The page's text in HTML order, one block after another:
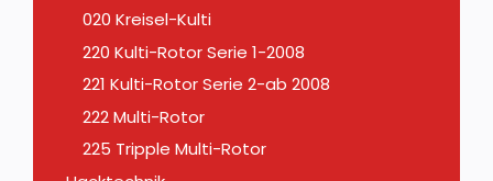
020 Kreisel-Kulti
220 Kulti-Rotor Serie 1-2008
221 Kulti-Rotor Serie 2-ab 2008
222 Multi-Rotor
225 Tripple Multi-Rotor